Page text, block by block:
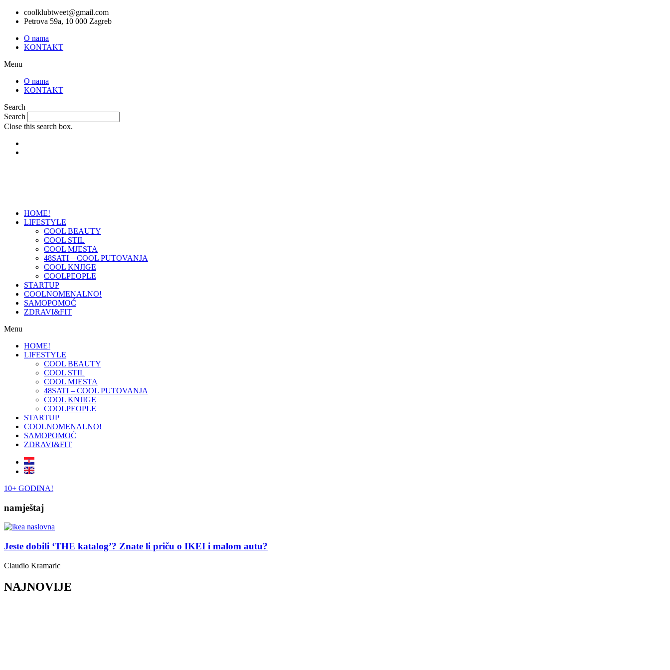
Skip
coolklubtweet@gmail.com
Petrova 59a, 10 000 Zagreb
O nama
KONTAKT
Menu
O nama
KONTAKT
Search
Search
Close this search box.
HOME!
LIFESTYLE
COOL BEAUTY
COOL STIL
COOL MJESTA
48SATI – COOL PUTOVANJA
COOL KNJIGE
COOLPEOPLE
STARTUP
COOLNOMENALNO!
SAMOPOMOĆ
ZDRAVI&FIT
Menu
HOME!
LIFESTYLE
COOL BEAUTY
COOL STIL
COOL MJESTA
48SATI – COOL PUTOVANJA
COOL KNJIGE
COOLPEOPLE
STARTUP
COOLNOMENALNO!
SAMOPOMOĆ
ZDRAVI&FIT
10+ GODINA!
namještaj
Jeste dobili ‘THE katalog’? Znate li priču o IKEI i malom autu?
Claudio Kramaric
NAJNOVIJE